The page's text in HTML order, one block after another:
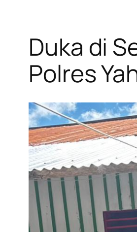
Duka di
Polres